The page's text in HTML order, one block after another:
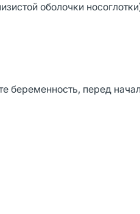
оболочки
беременность, перед